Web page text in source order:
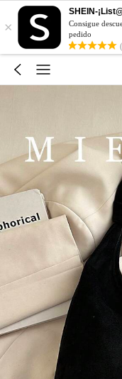
×
SHEIN-
Consigue
pedido